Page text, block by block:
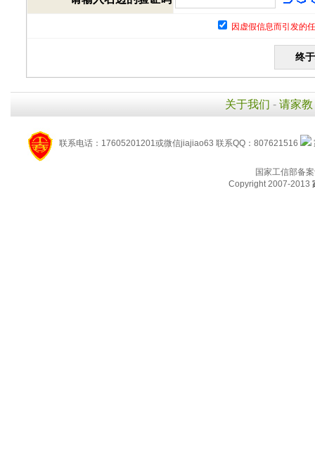
因虚假信息而引发的
关于我们 - 请家教
联系电话：17605201201或微信jiajiao63 联系QQ：807621516
国家工信部备
Copyright 2007-2013